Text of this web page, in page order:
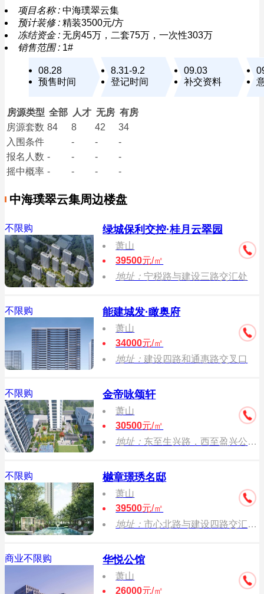
项目名称 : 中海璞翠云集
预计装修 : 精装3500元/方
冻结资金 : 无房45万，二套75万，一次性303万
销售范围 : 1#
08.28
预售时间
8.31-9.2
登记时间
09.03
补交资料
房源类型 全部 人才 无房 有房
房源套数 84 8 42
34
入围条件
- -
-
报名 人数 - - -
-
摇中概率 - - - -
中海璞翠云集周边楼盘
不限购 绿城保利交控·桂月云翠园
萧山
39500元/㎡
地址：宁税路与建设三路交汇处
不限购 能建城发·瞰奥府
萧山
34000元/㎡
地址： 建设四路和通惠路交叉口
不限购 金帝咏颂轩
萧山
30500元/㎡
地址： 东至生兴路，西至盈兴公寓，北至规划振宁路
不限购 樾章璟琇名邸
萧山
39500元/㎡
地址：市心北路与建设四路交汇处东北侧
商业不限购 华悦公馆
萧山
26000元/㎡